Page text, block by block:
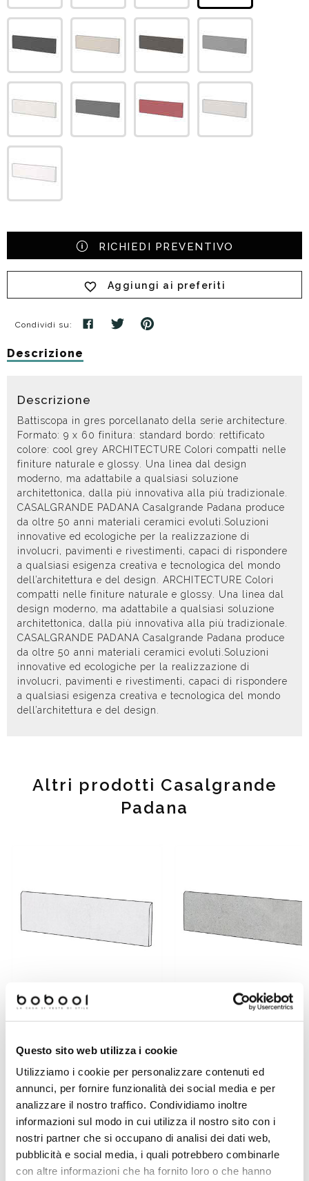
Questo sito web utilizza i cookie
Utilizziamo i cookie per personalizzare contenuti ed
annunci, per fornire funzionalità dei social media e per
analizzare il nostro traffico. Condividiamo inoltre
informazioni sul modo in cui utilizza il nostro sito con i
nostri partner che si occupano di analisi dei dati web,
pubblicità e social media, i quali potrebbero combinarle
con altre informazioni che ha fornito loro o che hanno
RICHIEDI PREVENTIVO
Aggiungi ai preferiti
Condividi su:
Descrizione
Descrizione
Battiscopa in gres porcellanato della serie architecture.
Formato: 9 x 60 finitura: standard bordo: rettificato
colore: cool grey ARCHITECTURE Colori compatti nelle
finiture naturale e glossy. Una linea dal design
moderno, ma adattabile a qualsiasi soluzione
architettonica, dalla più innovativa alla più tradizionale.
CASALGRANDE PADANA Casalgrande Padana produce
da oltre 50 anni materiali ceramici evoluti.Soluzioni
innovative ed ecologiche per la realizzazione di
involucri, pavimenti e rivestimenti, capaci di rispondere
a qualsiasi esigenza creativa e tecnologica del mondo
dell’architettura e del design. ARCHITECTURE Colori
compatti nelle finiture naturale e glossy. Una linea dal
design moderno, ma adattabile a qualsiasi soluzione
architettonica, dalla più innovativa alla più tradizionale.
CASALGRANDE PADANA Casalgrande Padana produce
da oltre 50 anni materiali ceramici evoluti.Soluzioni
innovative ed ecologiche per la realizzazione di
involucri, pavimenti e rivestimenti, capaci di rispondere
a qualsiasi esigenza creativa e tecnologica del mondo
dell’architettura e del design.
Altri prodotti Casalgrande
Padana
Cemento, Casalgrande Padana
Richiedi preventivo Richiedi preventivo
Prodotti simili